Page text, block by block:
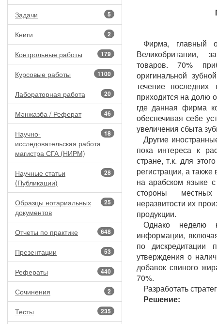
5
Задачи
2
Книги
179
Контрольные работы
1100
Курсовые работы
20
Лабораторная работа
46
Мәнжазба / Реферат
18
Научно-
исследовательская работа
магистра СГА (НИРМ)
28
Научные статьи
(Публикации)
25
Образцы нотариальных
документов
648
Отчеты по практике
53
Презентации
440
Рефераты
2
Сочинения
235
Тесты
Фирма, главный
Великобритании,
товаров. 70%
оригинальной
течение
приходится на долю
где данная фирма
обеспечивая себе
увеличения сбыта
Другие
пока интереса к
стране, т.к. для
регистрации, а
на арабском языке
стороны
неразвитости их
продукции.
Однако неделю
информации,
по дискредитации
утверждения о
добавок свиного
70%.
Разработать
Решение: